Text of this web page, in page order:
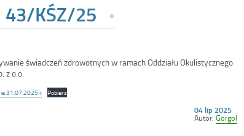
43/KŚZ/25
świadczeń zdrowotnych w ramach Oddziału Okulistycznego
z o.o.
31.07.2025 r. Pobierz
Opublikowano
w
04 lip 2025
Autor: Gorgol